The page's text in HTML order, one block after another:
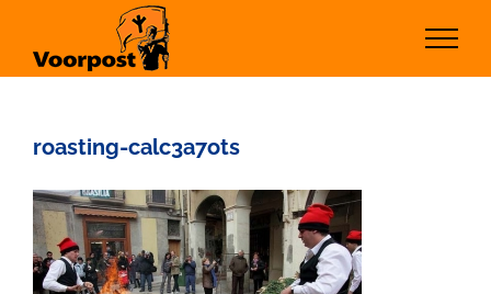
inhoud
roasting-calc3a7ots